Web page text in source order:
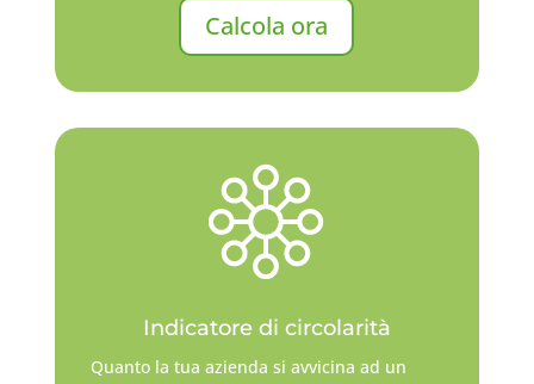
Calcola ora
Indicatore di circolarità
Quanto la tua azienda si avvicina ad un